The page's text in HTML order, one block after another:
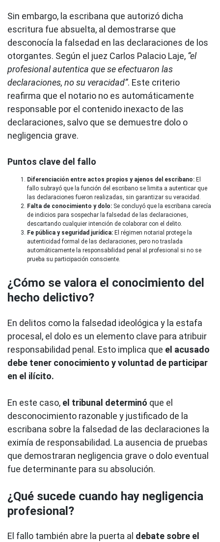
Sin embargo, la escribana que autorizó dicha
escritura fue absuelta, al demostrarse que
desconocía la falsedad en las declaraciones de los
otorgantes. Según el juez Carlos Palacio Laje, “el
profesional autentica que se efectuaron las
declaraciones, no su veracidad”. Este criterio
reafirma que el notario no es automáticamente
responsable por el contenido inexacto de las
declaraciones, salvo que se demuestre dolo o
negligencia grave.
Puntos clave del fallo
Diferenciación entre actos propios y ajenos del escribano: El
fallo subrayó que la función del escribano se limita a autenticar que
las declaraciones fueron realizadas, sin garantizar su veracidad.
Falta de conocimiento y dolo: Se concluyó que la escribana carecía
de indicios para sospechar la falsedad de las declaraciones,
descartando cualquier intención de colaborar con el delito.
Fe pública y seguridad jurídica: El régimen notarial protege la
autenticidad formal de las declaraciones, pero no traslada
automáticamente la responsabilidad penal al profesional si no se
prueba su participación consciente.
¿Cómo se valora el conocimiento del
hecho delictivo?
En delitos como la falsedad ideológica y la estafa
procesal, el dolo es un elemento clave para atribuir
responsabilidad penal. Esto implica que el acusado
debe tener conocimiento y voluntad de participar
en el ilícito.
En este caso, el tribunal determinó que el
desconocimiento razonable y justificado de la
escribana sobre la falsedad de las declaraciones la
eximía de responsabilidad. La ausencia de pruebas
que demostraran negligencia grave o dolo eventual
fue determinante para su absolución.
¿Qué sucede cuando hay negligencia
profesional?
El fallo también abre la puerta al debate sobre el